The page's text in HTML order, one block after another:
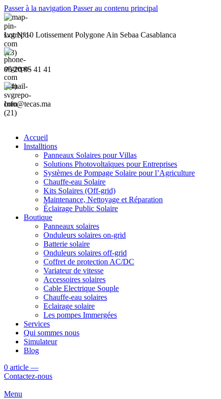
Passer à la navigation Passer au contenu principal
Lot N°10 Lotissement Polygone Ain Sebaa Casablanca
05 20 85 41 41
Info@tecas.ma
Accueil
Installtions
Panneaux Solaires pour Villas
Solutions Photovoltaïques pour Entreprises
Systèmes de Pompage Solaire pour l’Agriculture
Chauffe-eau Solaire
Kits Solaires (Off-grid)
Maintenance, Nettoyage et Réparation
Éclairage Public Solaire
Boutique
Panneaux solaires
Onduleurs solaires on-grid
Batterie solaire
Onduleurs solaires off-grid
Coffret de protection AC/DC
Variateur de vitesse
Accessoires solaires
Cable Electrique Souple
Chauffe-eau solaires
Eclairage solaire
Les pompes Immergées
Services
Qui sommes nous
Simulateur
Blog
0 article —
Contactez-nous
Menu